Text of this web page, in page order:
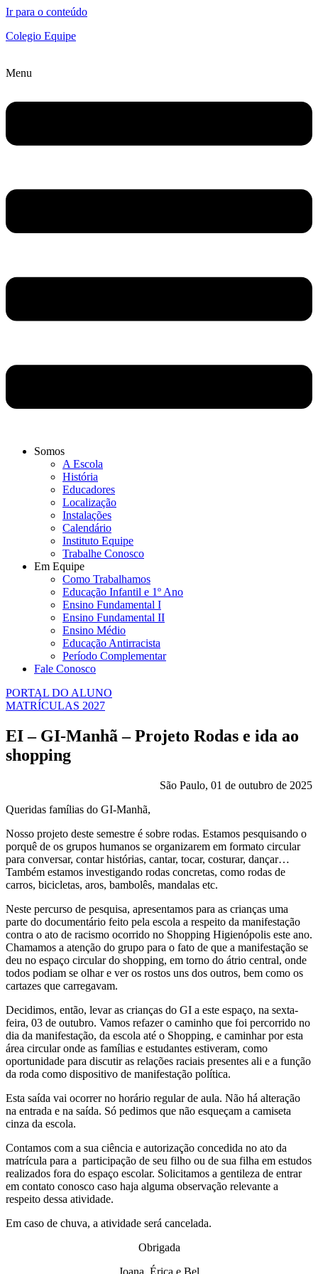
Ir para o conteúdo
Colegio Equipe
Menu
Somos
A Escola
História
Educadores
Localização
Instalações
Calendário
Instituto Equipe
Trabalhe Conosco
Em Equipe
Como Trabalhamos
Educação Infantil e 1º Ano
Ensino Fundamental I
Ensino Fundamental II
Ensino Médio
Educação Antirracista
Período Complementar
Fale Conosco
PORTAL DO ALUNO
MATRÍCULAS 2027
EI – GI-Manhã – Projeto Rodas e ida ao
shopping
São Paulo, 01 de outubro de 2025
Queridas famílias do GI-Manhã,
Nosso projeto deste semestre é sobre rodas. Estamos pesquisando o
porquê de os grupos humanos se organizarem em formato circular
para conversar, contar histórias, cantar, tocar, costurar, dançar…
Também estamos investigando rodas concretas, como rodas de
carros, bicicletas, aros, bambolês, mandalas etc.
Neste percurso de pesquisa, apresentamos para as crianças uma
parte do documentário feito pela escola a respeito da manifestação
contra o ato de racismo ocorrido no Shopping Higienópolis este ano.
Chamamos a atenção do grupo para o fato de que a manifestação se
deu no espaço circular do shopping, em torno do átrio central, onde
todos podiam se olhar e ver os rostos uns dos outros, bem como os
cartazes que carregavam.
Decidimos, então, levar as crianças do GI a este espaço, na sexta-
feira, 03 de outubro. Vamos refazer o caminho que foi percorrido no
dia da manifestação, da escola até o Shopping, e caminhar por esta
área circular onde as famílias e estudantes estiveram, como
oportunidade para discutir as relações raciais presentes ali e a função
da roda como dispositivo de manifestação política.
Esta saída vai ocorrer no horário regular de aula. Não há alteração
na entrada e na saída. Só pedimos que não esqueçam a camiseta
cinza da escola.
Contamos com a sua ciência e autorização concedida no ato da
matrícula para a participação de seu filho ou de sua filha em estudos
realizados fora do espaço escolar. Solicitamos a gentileza de entrar
em contato conosco caso haja alguma observação relevante a
respeito dessa atividade.
Em caso de chuva, a atividade será cancelada.
Obrigada
Joana, Érica e Bel